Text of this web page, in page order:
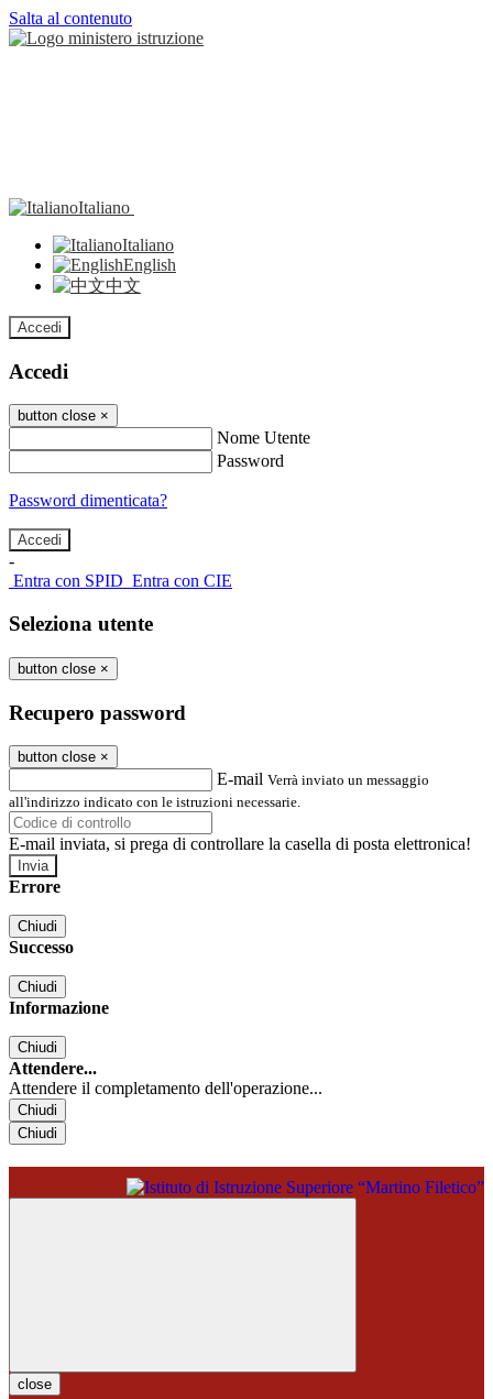
Salta al contenuto
Italiano
Italiano
English
中文
Accedi
Accedi
button close ×
Nome Utente
Password
Password dimenticata?
-
Entra con SPID Entra con CIE
Seleziona utente
button close ×
Recupero password
button close ×
E-mail Verrà inviato un messaggio
all'indirizzo indicato con le istruzioni necessarie.
E-mail inviata, si prega di controllare la casella di posta elettronica!
Errore
Chiudi
Successo
Chiudi
Informazione
Chiudi
Attendere...
Attendere il completamento dell'operazione...
Chiudi
Chiudi
close